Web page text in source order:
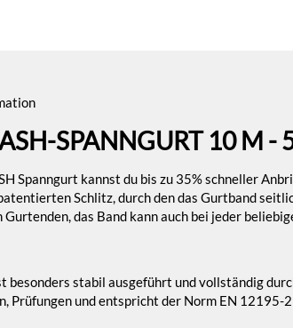
SPANNGURT 10 M -
Spanngurt kannst du bis zu 35% schneller
Schlitz, durch den das Gurtband
das Band kann auch bei jeder
besonders stabil ausgeführt und vollständig
Prüfungen und entspricht der Norm EN